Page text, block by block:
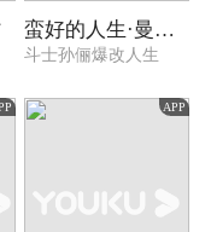
蛮好的人生·曼黎传
斗士孙俪爆改人生
APP